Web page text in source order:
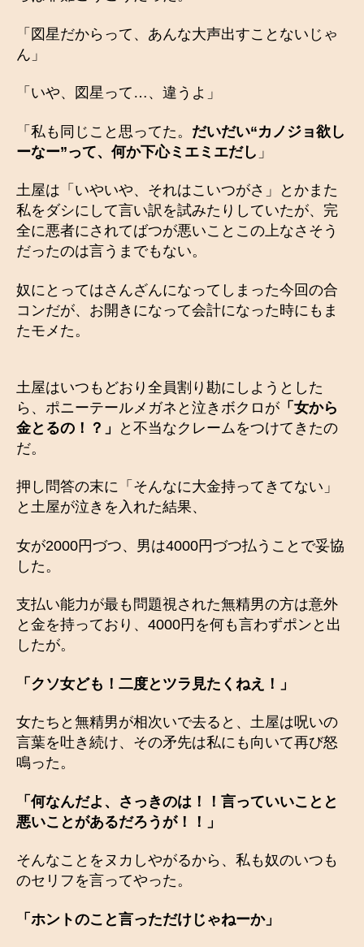
「図星だからって、あんな大声出すことないじゃ
ん」
「いや、図星って…、違うよ」
「私も同じこと思ってた。 だいだい“カノジョ欲し
ーなー”って、何か下心ミエミエだし 」
土屋は「いやいや、それはこいつがさ」とかまた
私をダシにして言い訳を試みたりしていたが、完
全に悪者にされてばつが悪いことこの上なさそう
だったのは言うまでもない。
奴にとってはさんざんになってしまった今回の合
コンだが、お開きになって会計になった時にもま
たモメた。
土屋はいつもどおり全員割り勘にしようとした
ら、ポニーテールメガネと泣きボクロが 「女から
金とるの！？」
と不当なクレームをつけてきたの
だ。
押し問答の末に「そんなに大金持ってきてない」
と土屋が泣きを入れた結果、
女が2000円づつ、男は4000円づつ払うことで妥協
した。
支払い能力が最も問題視された無精男の方は意外
と金を持っており、4000円を何も言わずポンと出
したが。
「クソ女ども！二度とツラ見たくねえ！」
女たちと無精男が相次いで去ると、土屋は呪いの
言葉を吐き続け、その矛先は私にも向いて再び怒
鳴った。
「何なんだよ、さっきのは！！言っていいことと
悪いことがあるだろうが！！」
そんなことをヌカしやがるから、私も奴のいつも
のセリフを言ってやった。
「ホントのこと言っただけじゃねーか」